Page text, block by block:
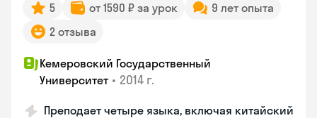
5 от 1590 ₽ за урок
9 лет опыта
2 отзыва
Кемеровский Государственный
Университет • 2014 г.
Преподает четыре языка, включая китайский